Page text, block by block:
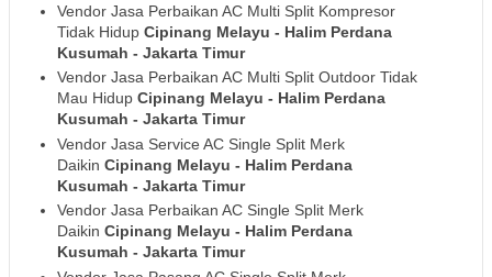
Vendor Jasa Perbaikan AC Multi Split Kompresor
Tidak Hidup Cipinang Melayu - Halim Perdana
Kusumah - Jakarta Timur
Vendor Jasa Perbaikan AC Multi Split Outdoor Tidak
Mau Hidup Cipinang Melayu - Halim Perdana
Kusumah - Jakarta Timur
Vendor Jasa Service AC Single Split Merk
Daikin Cipinang Melayu - Halim Perdana
Kusumah - Jakarta Timur
Vendor Jasa Perbaikan AC Single Split Merk
Daikin Cipinang Melayu - Halim Perdana
Kusumah - Jakarta Timur